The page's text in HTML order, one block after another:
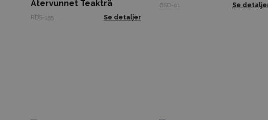
Återvunnet Teakträ
RDS-155 Se detaljer
BSD-01 Se